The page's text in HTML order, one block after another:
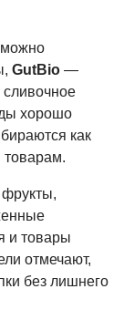
GutBio —
хорошо
как
товарам.
и товары
отмечают,
без лишнего